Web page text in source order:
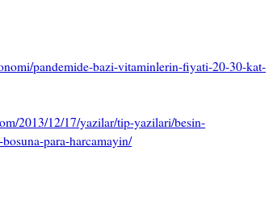
pandemide-bazi-vitaminlerin-fiyati-20-30-kat-
2013/12/17/yazilar/tip-yazilari/besin-
para-harcamayin/